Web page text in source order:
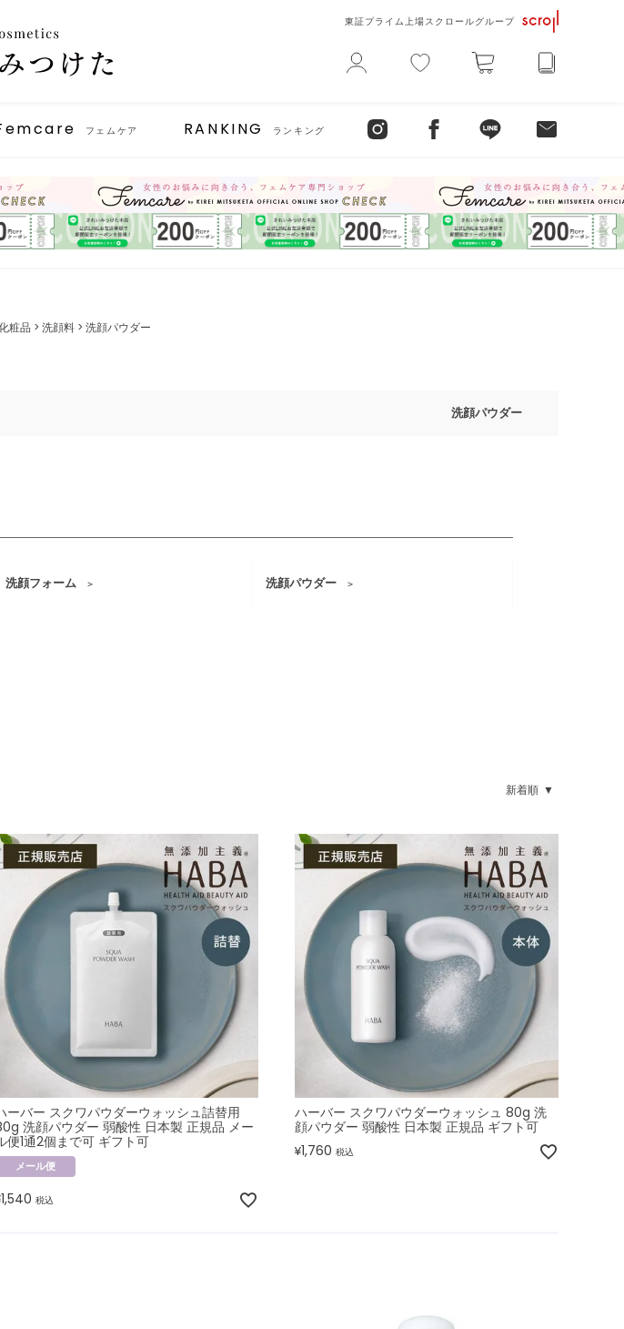
東証プライム上場スクロールグループ
フェムケア RANKING ランキング
粧品 洗顔料 洗顔パウダー
洗顔パウダー
洗顔フォーム 洗顔パウダー
新着順
ーバー スクワパウダーウォッシュ詰替用
洗顔パウダー 弱酸性 日本製 正規品 メー
便1通2個まで可 ギフト可
メール便
1,540 税込
ハーバー スクワパウダーウォッシュ 80g 洗
顔パウダー 弱酸性 日本製 正規品 ギフト可
¥1,760 税込